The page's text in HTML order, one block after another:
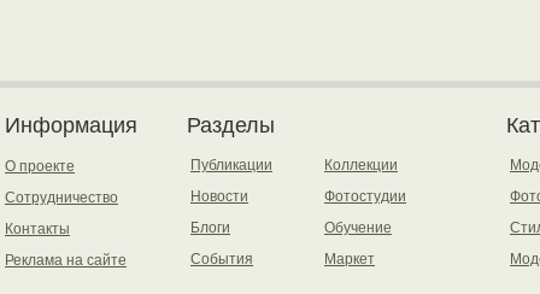
Информация
О проекте
Сотрудничество
Контакты
Реклама на сайте
Разделы
Публикации
Новости
Блоги
События
Коллекции
Фотостудии
Обучение
Маркет